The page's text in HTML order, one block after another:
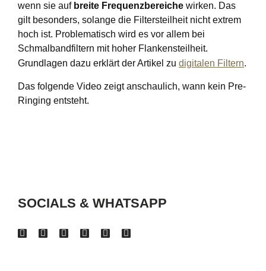
wenn sie auf breite Frequenzbereiche wirken. Das
gilt besonders, solange die Filtersteilheit nicht extrem
hoch ist. Problematisch wird es vor allem bei
Schmalbandfiltern mit hoher Flankensteilheit.
Grundlagen dazu erklärt der Artikel zu digitalen Filtern.
Das folgende Video zeigt anschaulich, wann kein Pre-
Ringing entsteht.
SOCIALS & WHATSAPP